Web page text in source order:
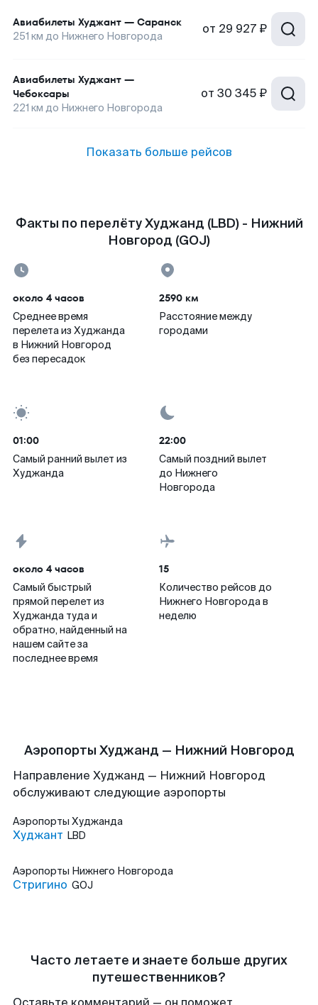
Авиабилеты Худжант — Саранск
251 км до Нижнего Новгорода от 29 927 ₽
Авиабилеты Худжант —
Чебоксары
221 км до Нижнего Новгорода
от 30 345 ₽
Показать больше рейсов
Факты по перелёту Худжанд (LBD) - Нижний
Новгород (GOJ)
около 4 часов
Среднее время
перелета из Худжанда
в Нижний Новгород
без пересадок
2590 км
Расстояние между
городами
01:00
Самый ранний вылет из
Худжанда
22:00
Самый поздний вылет
до Нижнего
Новгорода
около 4 часов
Самый быстрый
прямой перелет из
Худжанда туда и
обратно, найденный на
нашем сайте за
последнее время
15
Количество рейсов до
Нижнего Новгорода в
неделю
Аэропорты Худжанд — Нижний Новгород
Направление Худжанд — Нижний Новгород
обслуживают следующие аэропорты
Аэропорты Худжанда
Худжант LBD
Аэропорты Нижнего Новгорода
Стригино GOJ
Часто летаете и знаете больше других
путешественников?